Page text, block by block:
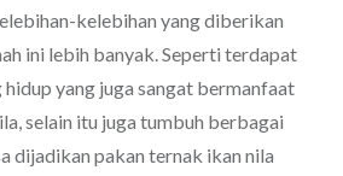
kelebihan yang diberikan
ini lebih banyak. Seperti terdapat
hidup yang juga sangat bermanfaat
selain itu juga tumbuh berbagai
dijadikan pakan ternak ikan nila